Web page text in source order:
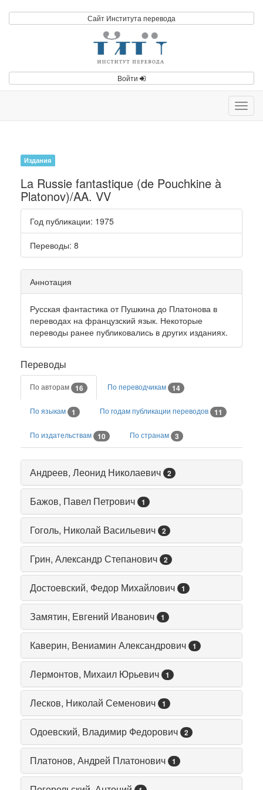
Сайт Института перевода
Войти
Издания
La Russie fantastique (de Pouchkine à
Platonov)/AA. VV
Год публикации: 1975
Переводы: 8
Аннотация
Русская фантастика от Пушкина до Платонова в
переводах на французский язык. Некоторые
переводы ранее публиковались в других изданиях.
Переводы
По авторам 16 По переводчикам 14
По языкам 1 По годам публикации переводов 11
По издательствам 10 По странам 3
Андреев, Леонид Николаевич 2
Бажов, Павел Петрович 1
Гоголь, Николай Васильевич 2
Грин, Александр Степанович 2
Достоевский, Федор Михайлович 1
Замятин, Евгений Иванович 1
Каверин, Вениамин Александрович 1
Лермонтов, Михаил Юрьевич 1
Лесков, Николай Семенович 1
Одоевский, Владимир Федорович 2
Платонов, Андрей Платонович 1